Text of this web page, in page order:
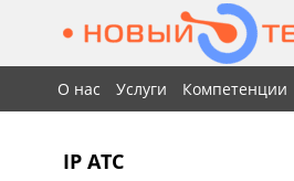
О нас Услуги Компетенции
IP АТС